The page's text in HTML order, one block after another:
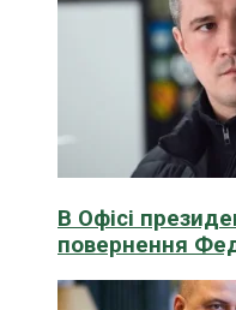
В Офісі
повернення